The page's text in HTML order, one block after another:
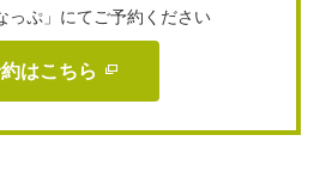
っぷ」にてご予約ください
はこちら